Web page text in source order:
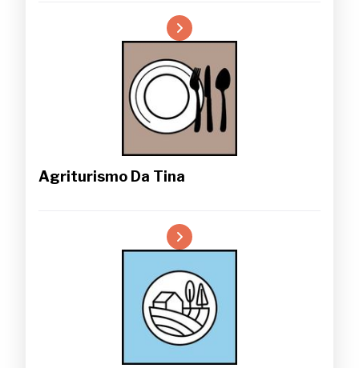
Agriturismo Da Tina